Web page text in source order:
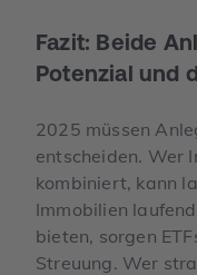
Fazit: Beide
Potenzial und
2025 müssen
entscheiden. Wer
kombiniert, kann
Immobilien
bieten, sorgen
Streuung. Wer